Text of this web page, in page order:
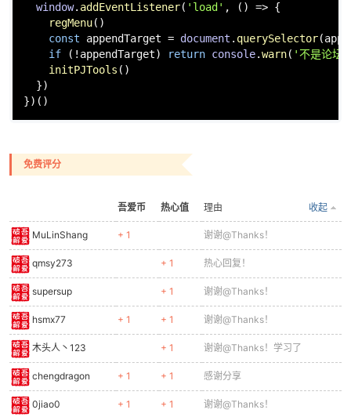
window. addEventListener( 'load' , () => {
regMenu()
const appendTarget = document . querySelector
if (!appendTarget) return console.warn( '不是论坛
initPJTools ()
})
免费评分
吾爱币 热心值 收起
理由
MuLinShang + 1 谢谢@Thanks！
qmsy273 + 1 热心回复！
supersup + 1 谢谢@Thanks！
hsmx77 + 1 + 1 谢谢@Thanks！
木头人丶123 + 1 谢谢@Thanks！学习了
chengdragon + 1 + 1 感谢分享
0jiao0 + 1 + 1 谢谢@Thanks！